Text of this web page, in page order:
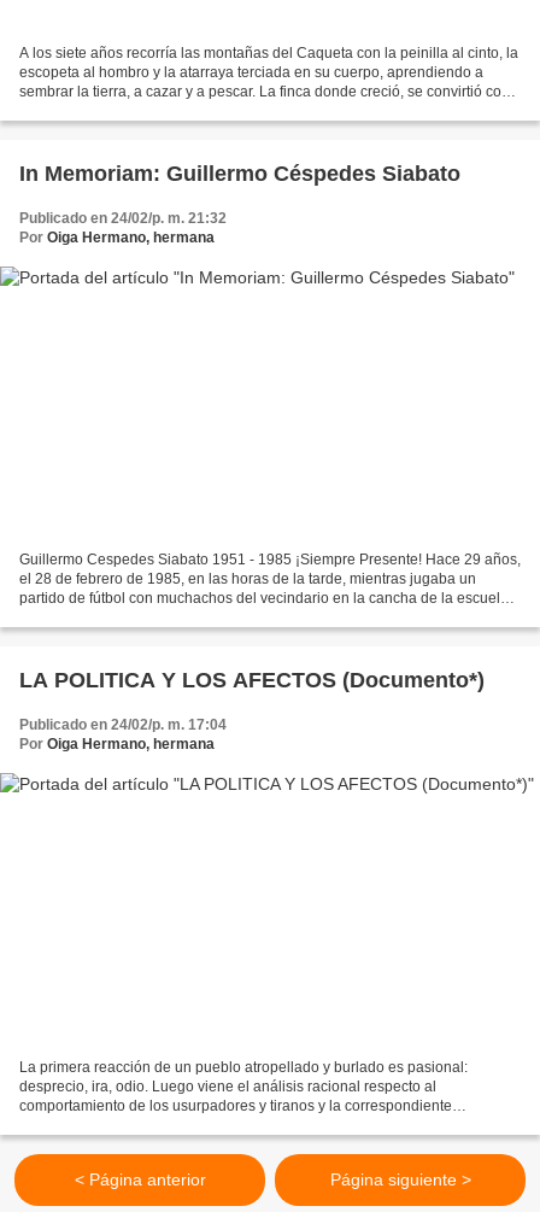
A los siete años recorría las montañas del Caqueta con la peinilla al cinto, la
escopeta al hombro y la atarraya terciada en su cuerpo, aprendiendo a
sembrar la tierra, a cazar y a pescar. La finca donde creció, se convirtió con
In Memoriam: Guillermo Céspedes Siabato
Publicado en 24/02/p. m. 21:32
Por Oiga Hermano, hermana
Guillermo Cespedes Siabato 1951 - 1985 ¡Siempre Presente! Hace 29 años,
el 28 de febrero de 1985, en las horas de la tarde, mientras jugaba un
partido de fútbol con muchachos del vecindario en la cancha de la escuela,
LA POLITICA Y LOS AFECTOS (Documento*)
Publicado en 24/02/p. m. 17:04
Por Oiga Hermano, hermana
La primera reacción de un pueblo atropellado y burlado es pasional:
desprecio, ira, odio. Luego viene el análisis racional respecto al
comportamiento de los usurpadores y tiranos y la correspondiente
< Página anterior Página siguiente >